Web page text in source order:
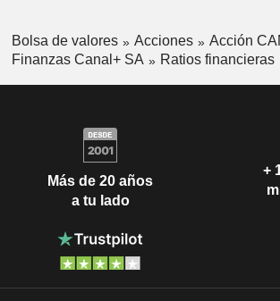
Bolsa de valores Acciones
Acción
Finanzas Canal+ SA
Ratios financieras
Más de 20 años
a tu lado
+